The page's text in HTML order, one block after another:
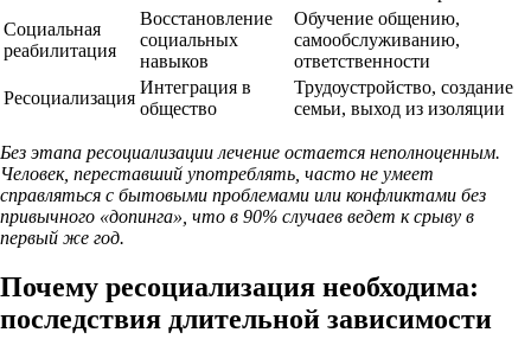
Социальная
реабилитация
Восстановление
социальных
навыков
Обучение общению,
самообслуживанию,
ответственности
Ресоциализация
Интеграция в
общество
Трудоустройство, создание
семьи, выход из изоляции
Без этапа ресоциализации лечение остается неполноценным.
Человек, переставший употреблять, часто не умеет
справляться с бытовыми проблемами или конфликтами без
привычного «допинга», что в 90% случаев ведет к срыву в
первый же год.
Почему ресоциализация необходима:
последствия длительной зависимости